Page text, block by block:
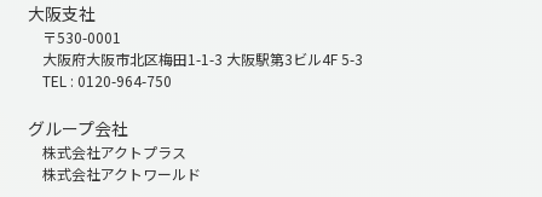
大阪支社
〒530-0001
大阪府大阪市北区梅田1-1-3 大阪駅第3ビル4F 5-3
TEL : 0120-964-750
グループ会社
株式会社アクトプラス
株式会社アクトワールド